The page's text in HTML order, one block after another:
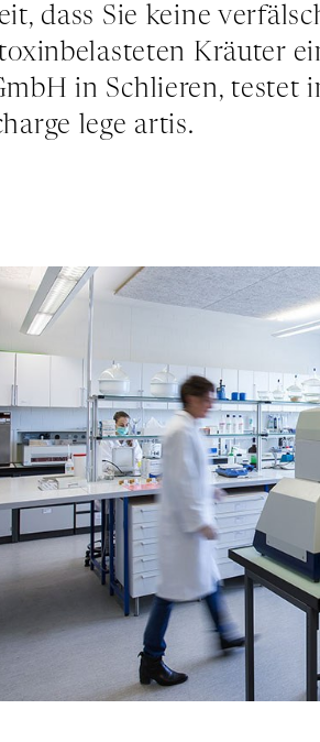
dass Sie keine
Kräuter
in Schlieren, testet
lege artis.